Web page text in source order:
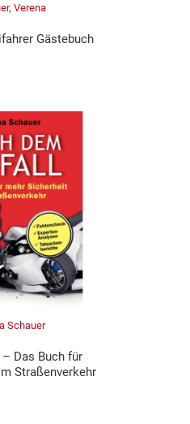
Verena
Gästebuch
Schauer
Das Buch für
Straßenverkehr